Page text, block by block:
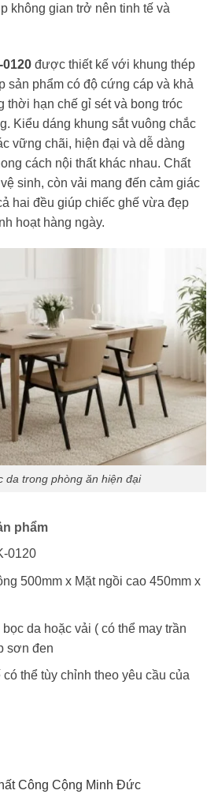
không gian trở nên tinh tế và
được thiết kế với khung thép
sản phẩm có độ cứng cáp và khả
thời hạn chế gỉ sét và bong tróc
Kiểu dáng khung sắt vuông chắc
vững chãi, hiện đại và dễ dàng
cách nội thất khác nhau. Chất
sinh, còn vải mang đến cảm giác
hai đều giúp chiếc ghế vừa đẹp
hoạt hàng ngày.
da trong phòng ăn hiện đại
phẩm
0120
500mm x Mặt ngồi cao 450mm x
da hoặc vải ( có thể may trần
sơn đen
có thể tùy chỉnh theo yêu cầu của
Công Cộng Minh Đức